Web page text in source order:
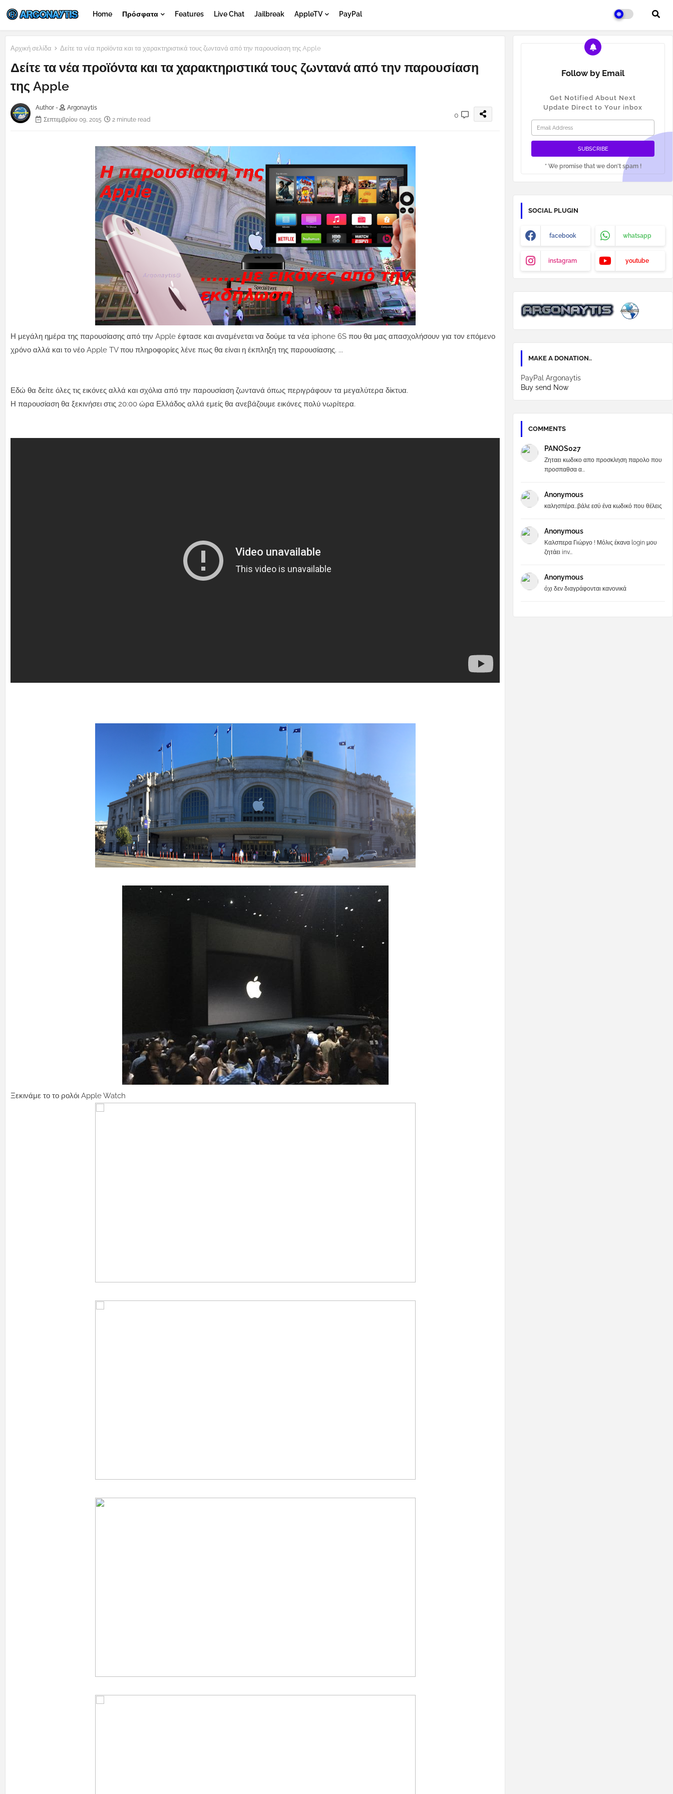
Home Πρόσφατα Features Live Chat Jailbreak AppleTV PayPal
Αρχική σελίδα Δείτε τα νέα προϊόντα και τα χαρακτηριστικά τους ζωντανά από την παρουσίαση της Apple
Δείτε τα νέα προϊόντα και τα χαρακτηριστικά τους ζωντανά από την παρουσίαση
της Apple
Author -
Argonaytis
Σεπτεμβρίου 09, 2015
2 minute read
0
Η μεγάλη ημέρα της παρουσίασης από την Apple έφτασε και αναμένεται να δούμε τα νέα iphone 6S που θα μας απασχολήσουν για τον επόμενο
χρόνο αλλά και το νέο Apple TV που πληροφορίες λένε πως θα είναι η έκπληξη της παρουσίασης. ...
Εδώ θα δείτε όλες τις εικόνες αλλά και σχόλια από την παρουσίαση ζωντανά όπως περιγράφουν τα μεγαλύτερα δίκτυα.
Η παρουσίαση θα ξεκινήσει στις 20:00 ώρα Ελλάδος αλλά εμείς θα ανεβάζουμε εικόνες πολύ νωρίτερα.
Ξεκινάμε το το ρολόι Apple Watch
Follow by Email
Get Notified About Next
Update Direct to Your inbox
* We promise that we don't spam !
SOCIAL PLUGIN
facebook whatsapp
instagram youtube
MAKE A DONATION..
PayPal Argonaytis
Buy send Now
COMMENTS
PANOS027
Ζηταει κωδικο απο προσκληση παρολο που
προσπαθσα α...
Anonymous
καλησπέρα...βάλε εσύ ένα κωδικό που θέλεις
Anonymous
Καλσπερα Γιώργο ! Μόλις έκανα login μου
ζητάει inv...
Anonymous
όχι δεν διαγράφονται κανονικά